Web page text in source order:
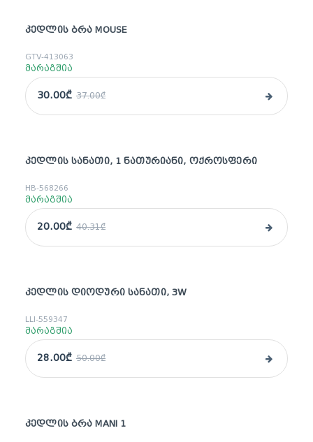
sale
ᲙᲔᲓᲚᲘᲡ ᲑᲠᲐ MOUSE
GTV-413063
მარაგშია
30.00₾ 37.00₾
sale
ᲙᲔᲓᲚᲘᲡ ᲡᲐᲜᲐᲗᲘ, 1 ᲜᲐᲗᲣᲠᲘᲐᲜᲘ, ᲝᲥᲠᲝᲡᲤᲔᲠᲘ
HB-568266
მარაგშია
20.00₾ 40.31₾
sale
ᲙᲔᲓᲚᲘᲡ ᲓᲘᲝᲓᲣᲠᲘ ᲡᲐᲜᲐᲗᲘ, 3W
LLI-559347
მარაგშია
28.00₾ 50.00₾
sale
ᲙᲔᲓᲚᲘᲡ ᲑᲠᲐ MANI 1